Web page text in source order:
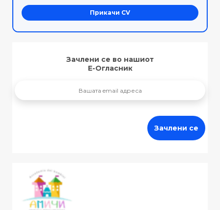
Прикачи CV
Зачлени се во нашиот
Е-Огласник